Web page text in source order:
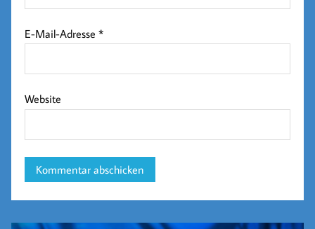
E-Mail-Adresse*
Website